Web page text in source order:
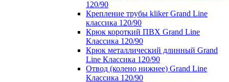
120/90
Крепление трубы kliker Grand Line
классика 120/90
Крюк короткий ПВХ Grand Line
Классика 120/90
Крюк металлический длинный Grand
Line Классика 120/90
Отвод (колено нижнее) Grand Line
Классика 120/90